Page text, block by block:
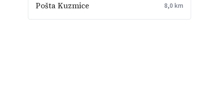
Pošta Kuzmice 8,0 km